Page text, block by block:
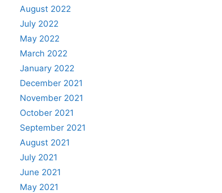
August 2022
July 2022
May 2022
March 2022
January 2022
December 2021
November 2021
October 2021
September 2021
August 2021
July 2021
June 2021
May 2021